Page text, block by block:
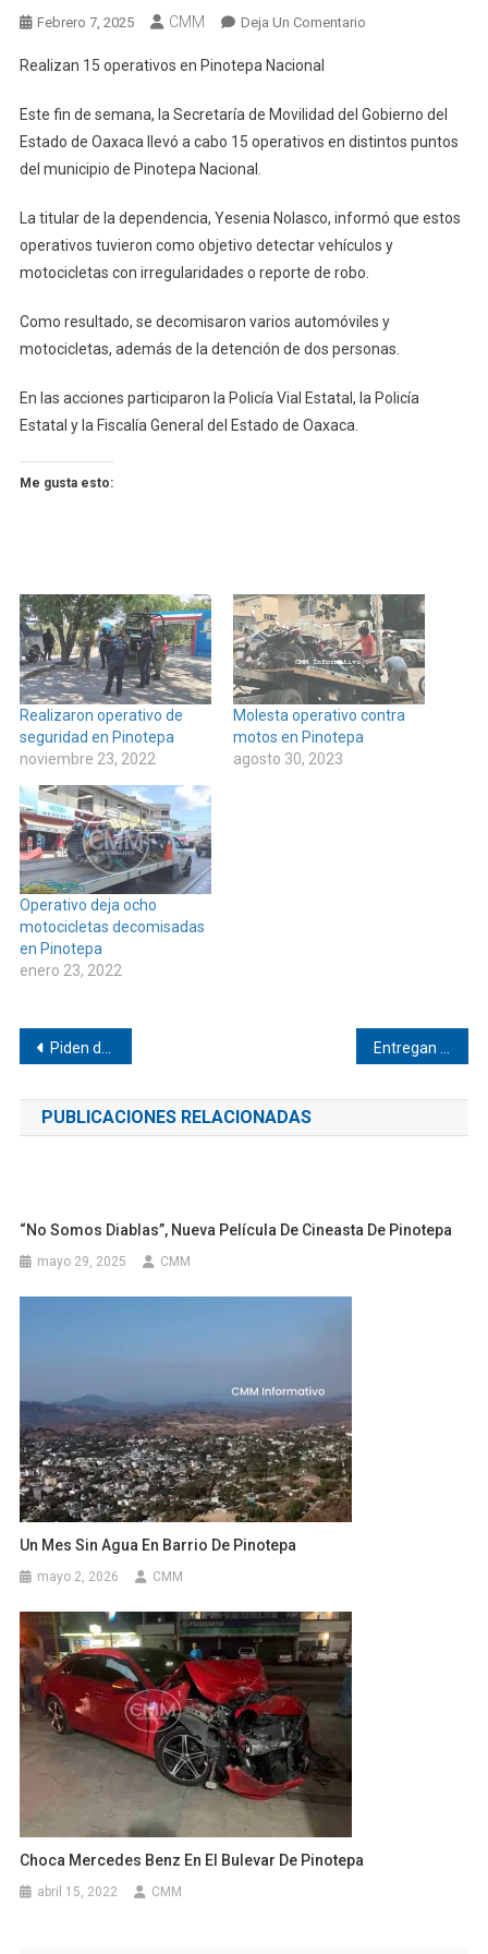
Febrero 7, 2025 CMM Deja Un ComentarioEn
En
Pinotepa
Realizan 15 operativos en Pinotepa Nacional
Este fin de semana, la Secretaría de Movilidad del Gobierno del
Estado de Oaxaca llevó a cabo 15 operativos en distintos puntos
del municipio de Pinotepa Nacional.
La titular de la dependencia, Yesenia Nolasco, informó que estos
operativos tuvieron como objetivo detectar vehículos y
motocicletas con irregularidades o reporte de robo.
Como resultado, se decomisaron varios automóviles y
motocicletas, además de la detención de dos personas.
En las acciones participaron la Policía Vial Estatal, la Policía
Estatal y la Fiscalía General del Estado de Oaxaca.
Me gusta esto:
Realizaron operativo de
seguridad en Pinotepa
noviembre 23, 2022
Molesta operativo contra
motos en Pinotepa
agosto 30, 2023
Operativo deja ocho
motocicletas decomisadas
en Pinotepa
enero 23, 2022
Navegación
de
entradas
Piden destitución del director de primaria en Llano Grande Entregan semilla de maíz a productores de la Costa
PUBLICACIONES RELACIONADAS
“No Somos Diablas”, Nueva Película De Cineasta De Pinotepa
mayo 29, 2025 CMM
Un Mes Sin Agua En Barrio De Pinotepa
mayo 2, 2026 CMM
Choca Mercedes Benz En El Bulevar De Pinotepa
abril 15, 2022 CMM